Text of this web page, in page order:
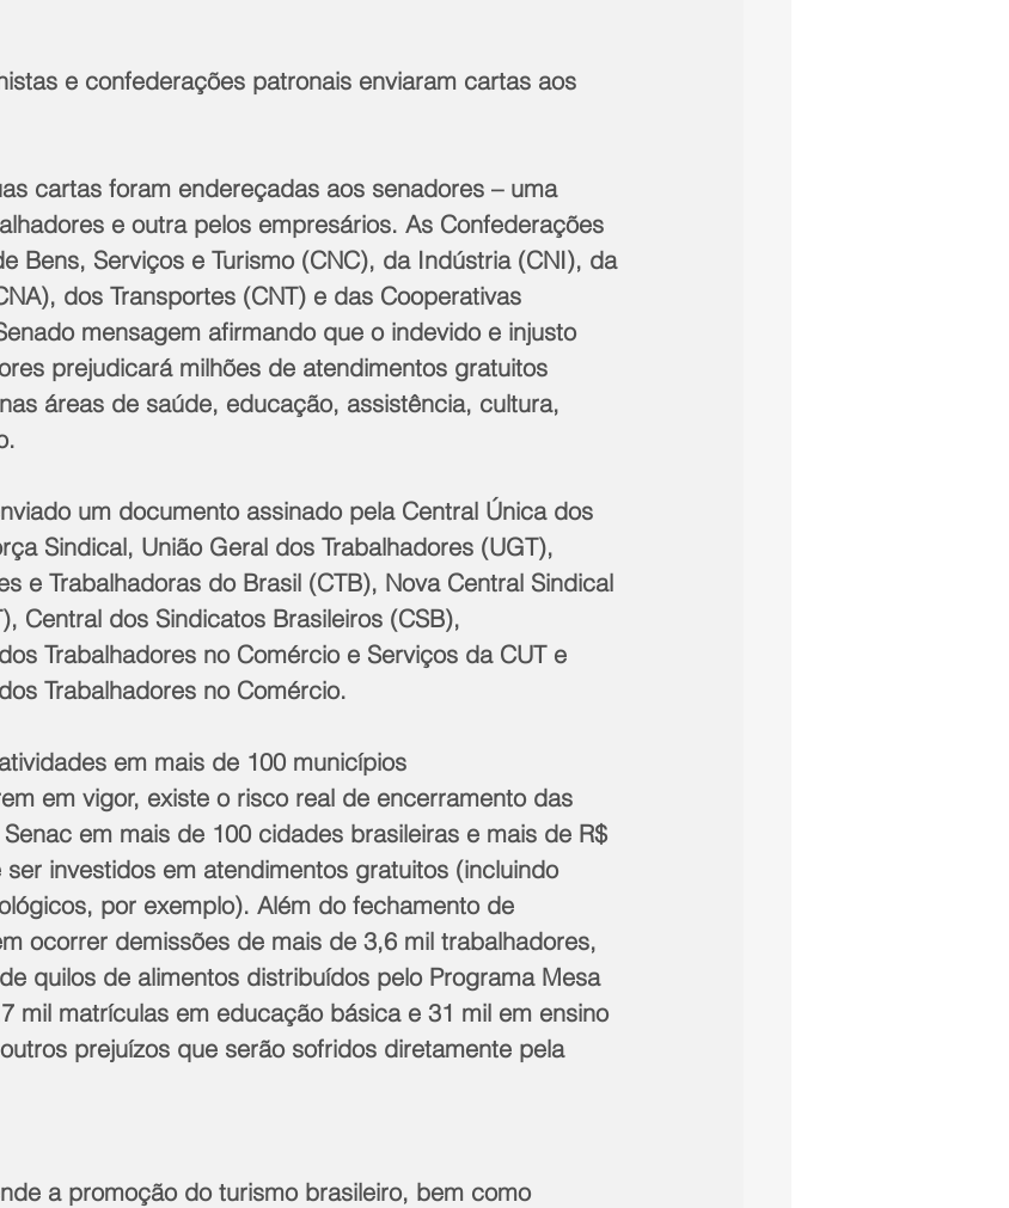
e confederações patronais enviaram cartas aos
cartas foram endereçadas aos senadores – uma
e outra pelos empresários. As Confederações
Bens, Serviços e Turismo (CNC), da Indústria (CNI), da
dos Transportes (CNT) e das Cooperativas
mensagem afirmando que o indevido e injusto
prejudicará milhões de atendimentos gratuitos
áreas de saúde, educação, assistência, cultura,
um documento assinado pela Central Única dos
Sindical, União Geral dos Trabalhadores (UGT),
e Trabalhadoras do Brasil (CTB), Nova Central Sindical
Central dos Sindicatos Brasileiros (CSB),
Trabalhadores no Comércio e Serviços da CUT e
Trabalhadores no Comércio.
em mais de 100 municípios
em vigor, existe o risco real de encerramento das
em mais de 100 cidades brasileiras e mais de R$
investidos em atendimentos gratuitos (incluindo
por exemplo). Além do fechamento de
ocorrer demissões de mais de 3,6 mil trabalhadores,
quilos de alimentos distribuídos pelo Programa Mesa
mil matrículas em educação básica e 31 mil em ensino
prejuízos que serão sofridos diretamente pela
a promoção do turismo brasileiro, bem como